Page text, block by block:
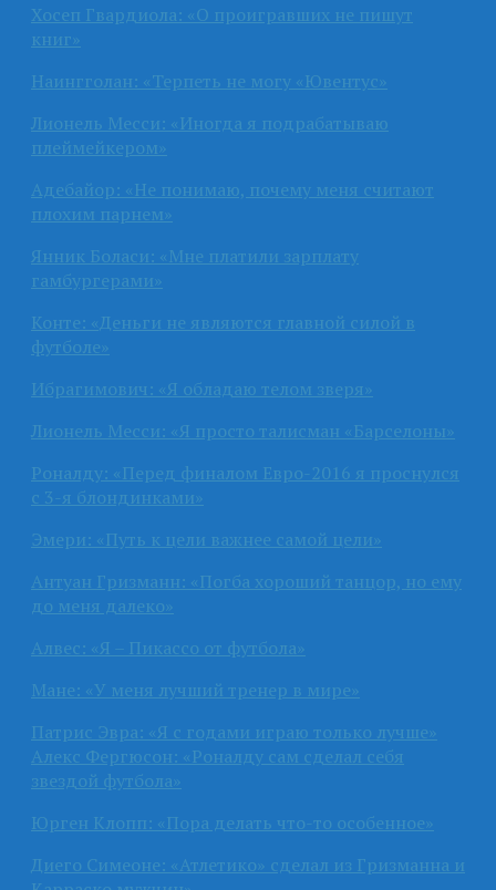
Хосеп Гвардиола: «О проигравших не пишут
книг»
Наингголан: «Терпеть не могу «Ювентус»
Лионель Месси: «Иногда я подрабатываю
плеймейкером»
Адебайор: «Не понимаю, почему меня считают
плохим парнем»
Янник Боласи: «Мне платили зарплату
гамбургерами»
Конте: «Деньги не являются главной силой в
футболе»
Ибрагимович: «Я обладаю телом зверя»
Лионель Месси: «Я просто талисман «Барселоны»
Роналду: «Перед финалом Евро-2016 я проснулся
с 3-я блондинками»
Эмери: «Путь к цели важнее самой цели»
Антуан Гризманн: «Погба хороший танцор, но ему
до меня далеко»
Алвес: «Я – Пикассо от футбола»
Мане: «У меня лучший тренер в мире»
Патрис Эвра: «Я с годами играю только лучше»
Алекс Фергюсон: «Роналду сам сделал себя
звездой футбола»
Юрген Клопп: «Пора делать что-то особенное»
Диего Симеоне: «Атлетико» сделал из Гризманна и